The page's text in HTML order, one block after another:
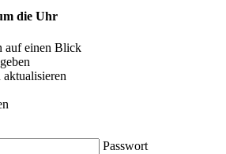
die Uhr
auf einen Blick
Passwort